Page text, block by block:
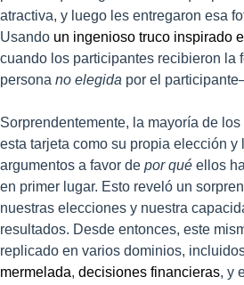
atractiva, y luego les entregaron esa
Usando un ingenioso truco inspirado
cuando los participantes recibieron la
persona no elegida por el
Sorprendentemente, la mayoría de
esta tarjeta como su propia elección
argumentos a favor de por qué ellos
en primer lugar. Esto reveló un
nuestras elecciones y nuestra
resultados. Desde entonces, este
replicado en varios dominios,
mermelada, decisiones financieras, y